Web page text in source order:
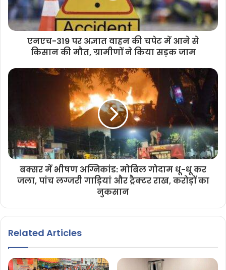
एनएच-319 पर अज्ञात वाहन की चपेट में आने से
किसान की मौत, ग्रामीणों ने किया सड़क जाम
बक्सर में भीषण अग्निकांड: मोबिल गोदाम धू-धू कर
जला, पांच लग्जरी गाड़ियां और ट्रैक्टर राख, करोड़ों का
नुकसान
Related Articles